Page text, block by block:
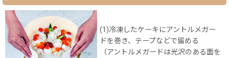
(1)冷凍したケーキにアントルメガー
ドを巻き、テープなどで留める
（アントルメガードは光沢のある面を